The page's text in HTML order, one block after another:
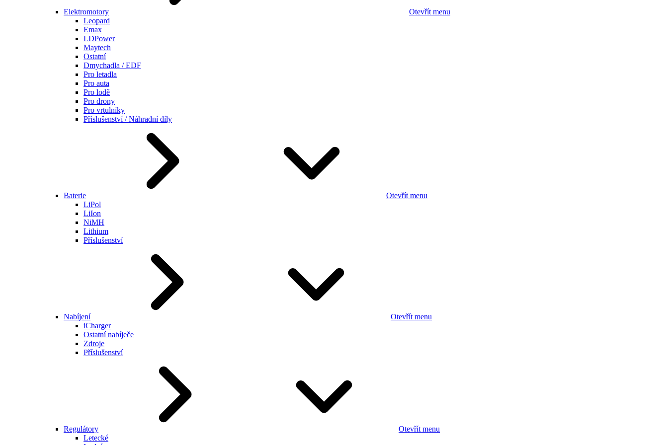
Elektromotory
Otevřít menu
Leopard
Emax
LDPower
Maytech
Ostatní
Dmychadla / EDF
Pro letadla
Pro auta
Pro lodě
Pro drony
Pro vrtulníky
Příslušenství / Náhradní díly
Baterie
Otevřít menu
LiPol
LiIon
NiMH
Lithium
Příslušenství
Nabíjení
Otevřít menu
iCharger
Ostatní nabíječe
Zdroje
Příslušenství
Regulátory
Otevřít menu
Letecké